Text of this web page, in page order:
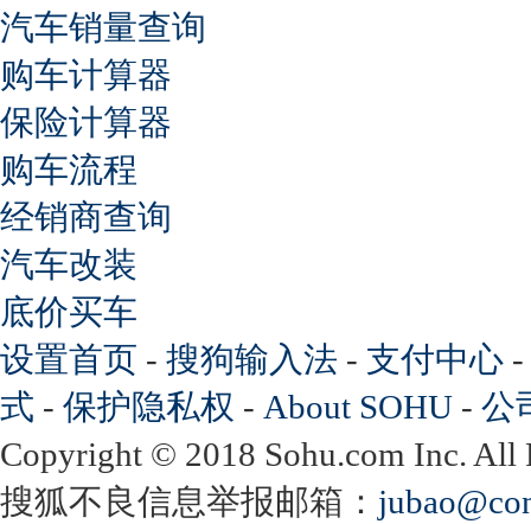
汽车销量查询
购车计算器
保险计算器
购车流程
经销商查询
汽车改装
底价买车
设置首页 - 搜狗输入法 - 支付中心 -
式 - 保护隐私权 - About SOHU - 公
Copyright © 2018 Sohu.com Inc.
搜狐不良信息举报邮箱：